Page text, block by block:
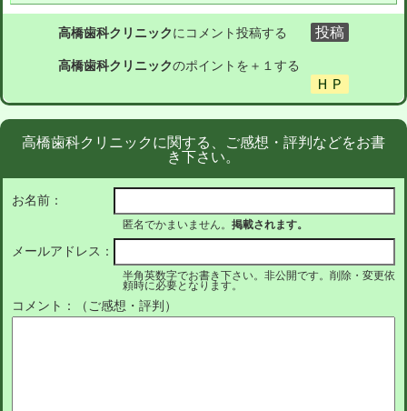
高橋歯科クリニックにコメント投稿する
高橋歯科クリニックのポイントを＋１する
高橋歯科クリニックに関する、ご感想・評判などをお書
き下さい。
お名前：
匿名でかまいません。 掲載されます。
メールアドレス：
半角英数字でお書き下さい。非公開です。削除・変更依
頼時に必要となります。
コメント：（ご感想・評判）